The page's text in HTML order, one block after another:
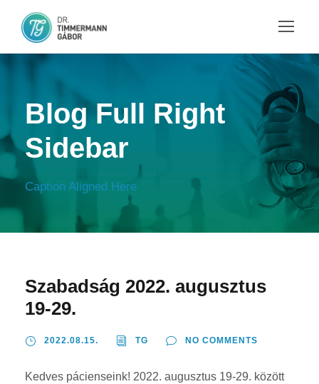
Blog Full Right
Sidebar
Caption Aligned Here
Szabadság 2022. augusztus
19-29.
2022.08.15. TG NO COMMENTS
Kedves pácienseink! 2022. augusztus 19-29. között